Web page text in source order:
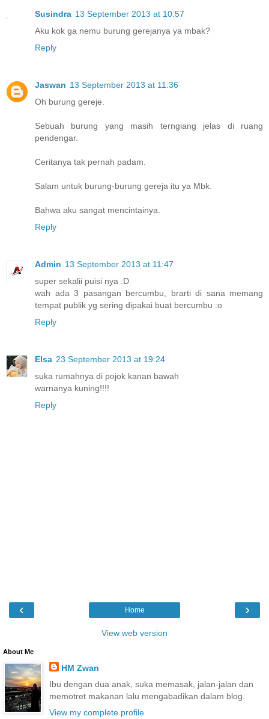
Susindra 13 September 2013 at 10:57
Aku kok ga nemu burung gerejanya ya mbak?
Reply
Jaswan 13 September 2013 at 11:36
Oh burung gereje.
Sebuah burung yang masih terngiang jelas di ruang
pendengar.
Ceritanya tak pernah padam.
Salam untuk burung-burung gereja itu ya Mbk.
Bahwa aku sangat mencintainya.
Reply
Admin 13 September 2013 at 11:47
super sekalii puisi nya :D
wah ada 3 pasangan bercumbu, brarti di sana memang
tempat publik yg sering dipakai buat bercumbu :o
Reply
Elsa 23 September 2013 at 19:24
suka rumahnya di pojok kanan bawah
warnanya kuning!!!!
Reply
‹ ›
Home
View web version
About Me
HM Zwan
Ibu dengan dua anak, suka memasak, jalan-jalan dan
memotret makanan lalu mengabadikan dalam blog.
View my complete profile